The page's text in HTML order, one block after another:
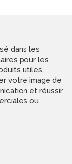
dans les
pour les
utiles,
votre image de
et réussir
ou